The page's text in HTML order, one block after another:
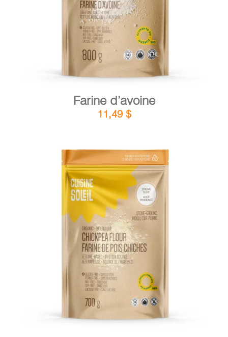
Farine d’avoine
11,49 $
AJOUTER AU PANIER DÉTAILS